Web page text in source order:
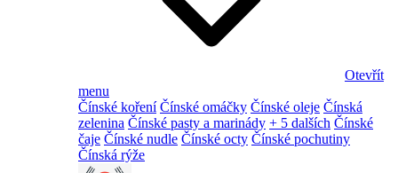
Otevřít
menu
Čínské koření Čínské omáčky Čínské oleje Čínská
zelenina Čínské pasty a marinády + 5 dalších Čínské
čaje Čínské nudle Čínské octy Čínské pochutiny
Čínská rýže